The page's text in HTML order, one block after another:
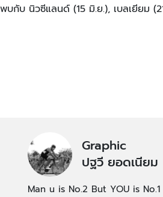
กับ นิวซีแลนด์ (15 มิ.ย.), เบลเยียม
Graphic
ปฐวี ยอดเนียม
Man u is No.2 But YOU is No.1